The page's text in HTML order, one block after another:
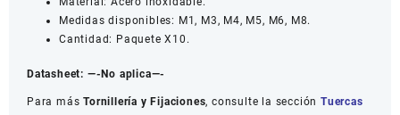
Medidas disponibles: M1, M3, M4, M5, M6, M8.
Cantidad: Paquete X10.
Datasheet: —-No aplica—-
Para másTornillería y Fijaciones, consulte la secciónTuercas